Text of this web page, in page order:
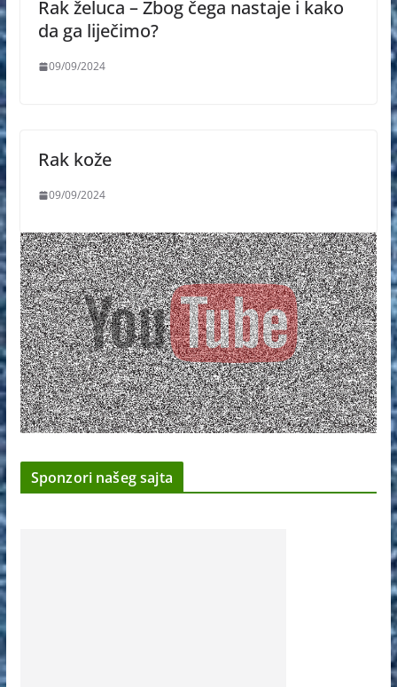
Rak želuca – Zbog čega nastaje i kako
da ga liječimo?
09/09/2024
Rak kože
09/09/2024
Sponzori našeg sajta